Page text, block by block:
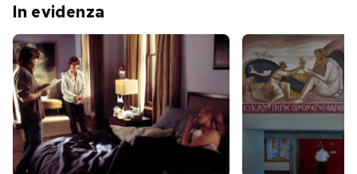
Sport
PODCAST
NEWSLETTER
In evidenza